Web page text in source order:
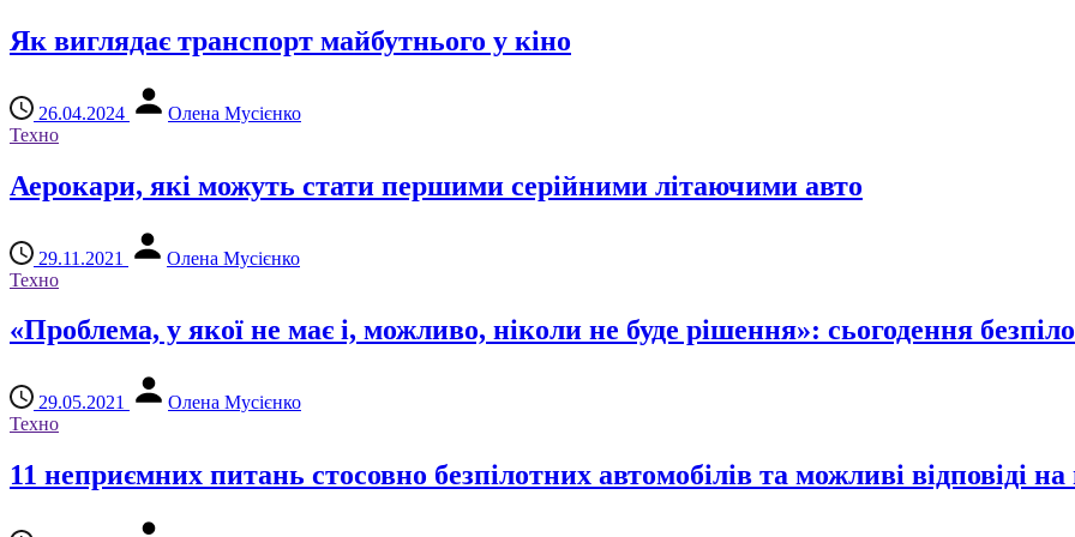
Як виглядає транспорт майбутнього у кіно
26.04.2024
Олена Мусієнко
Техно
Аерокари, які можуть стати першими серійними літаючими авто
29.11.2021
Олена Мусієнко
Техно
«Проблема, у якої не має і, можливо, ніколи не буде рішення»: сьогодення
29.05.2021
Олена Мусієнко
Техно
11 неприємних питань стосовно безпілотних автомобілів та можливі відповіді